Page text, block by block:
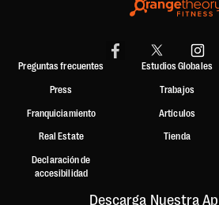
Preguntas frecuentes
Press
Franquiciamiento
Real Estate
Declaración de
accesibilidad
Estudios Globales
Trabajos
Artículos
Tienda
Descarga Nuestra